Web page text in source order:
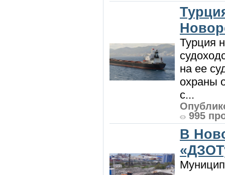
Турция
на ее
охраны
с...
995
В